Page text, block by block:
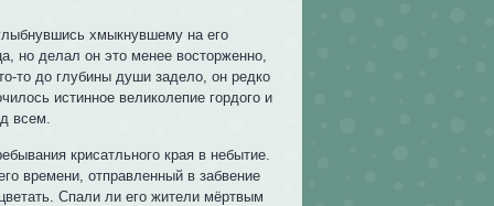
хмыкнувшему на его
но делал он это менее восторженно,
то до глубины души задело, он редко
истинное великолепие гордого и
всем.
крисатльного края в небытие.
времени, отправленный в забвение
Спали ли его жители мёртвым